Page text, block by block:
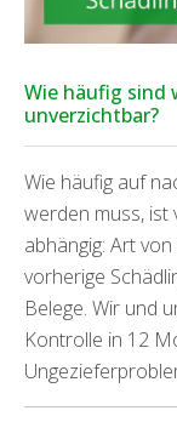
Wie häufig sind
unverzichtbar?
Wie häufig auf
werden muss, ist
abhängig: Art
vorherige
Belege. Wir und
Kontrolle in 12